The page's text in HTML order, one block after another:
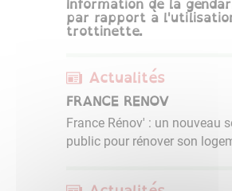
par rapport à
trottinette.
Actualités
FRANCE RENOV
France Rénov' : un nouveau
public pour rénover son